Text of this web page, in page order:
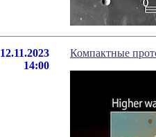
12.11.2023
14:00
Компактные